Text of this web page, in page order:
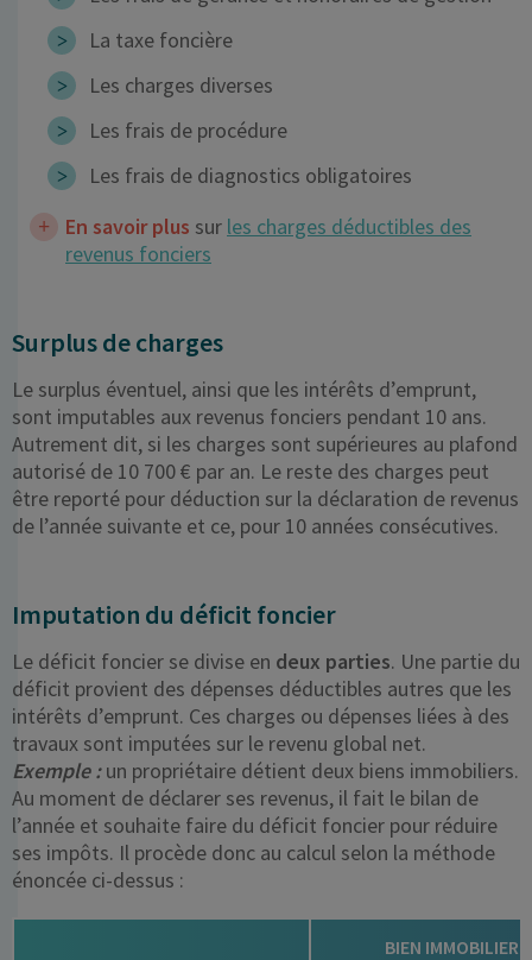
La taxe foncière
Les charges diverses
Les frais de procédure
Les frais de diagnostics obligatoires
En savoir plus sur les charges déductibles des
revenus fonciers
Surplus de charges
Le surplus éventuel, ainsi que les intérêts d’emprunt,
sont imputables aux revenus fonciers pendant 10 ans.
Autrement dit, si les charges sont supérieures au plafond
autorisé de 10 700 € par an. Le reste des charges peut
être reporté pour déduction sur la déclaration de revenus
de l’année suivante et ce, pour 10 années consécutives.
Imputation du déficit foncier
Le déficit foncier se divise en deux parties. Une partie du
déficit provient des dépenses déductibles autres que les
intérêts d’emprunt. Ces charges ou dépenses liées à des
travaux sont imputées sur le revenu global net.
Exemple :un propriétaire détient deux biens immobiliers.
Au moment de déclarer ses revenus, il fait le bilan de
l’année et souhaite faire du déficit foncier pour réduire
ses impôts. Il procède donc au calcul selon la méthode
énoncée ci-dessus :
BIEN IMMOBILIER 1